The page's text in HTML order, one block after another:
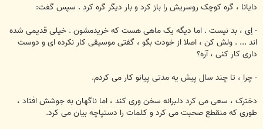
دایانا ، گره کوچک روسریش را باز کرد و بار دیگر گره کرد . سپس گفت:
- اِی ، بد نیست . اما دیگه یک ماهی هست که خریدمشون . خیلی قدیمی شده
اند ... . ولش کن ، اصلا از خودت بگو ، گفتی موسیقی کار نکرده ای و دوست
داری کار کنی ، آره؟
- چرا ، تا چند سال پیش یه مدتی پیانو کار می کردم.
دخترک ، سعی می کرد دلبرانه سخن وری کند ، اما ناگهان به جوشش افتاد ،
طوری که منقطع صحبت می کرد و کلمات را دستپاچه بیان می کرد.